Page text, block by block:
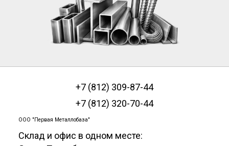
+7 (812) 309-87-44
+7 (812) 320-70-44
ООО "Первая Металлобаза"
Склад и офис в одном месте: